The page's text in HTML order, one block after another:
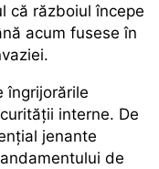
că războiul începe
acum fusese în
îngrijorările
interne. De
jenante
de